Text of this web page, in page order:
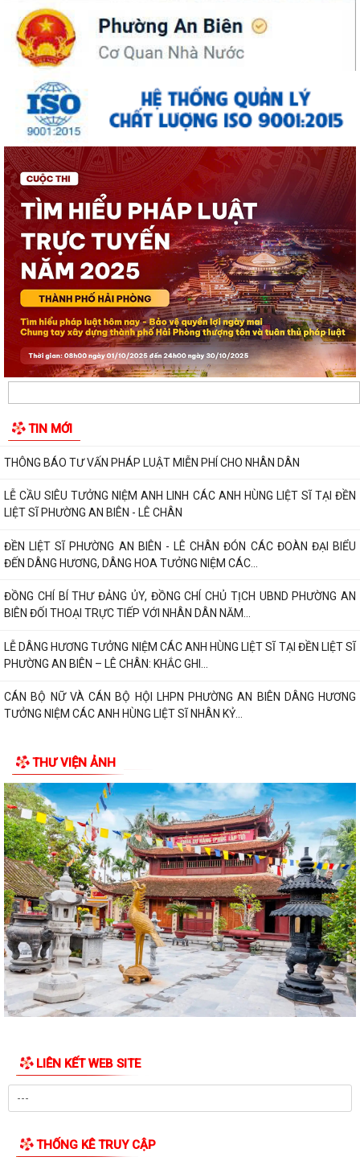
TIN MỚI
ĐỒNG CHÍ PHÓ BÍ THƯ THƯỜNG TRỰC ĐẢNG ỦY PHƯỜNG DỰ SINH
HOẠT CHI BỘ THÁNG 8 TẠI CHI BỘ TRƯỜNG MẦM...
1/2.000 quận Lê Chân đến năm 2040
Thông báo về việc tăng cường bảo đảm trật tự an toàn giao thông,
trật tự đường hè trên địa bàn...
Thông báo về việc di dời các cơ sở sản xuất, kinh doanh đang thuê đất,
thuê mặt bằng của Công ty Cổ...
THÔNG BÁO TƯ VẤN PHÁP LUẬT MIỄN PHÍ CHO NHÂN DÂN
LỄ CẦU SIÊU TƯỞNG NIỆM ANH LINH CÁC ANH HÙNG LIỆT SĨ TẠI ĐỀN
LIỆT SĨ PHƯỜNG AN BIÊN - LÊ CHÂN
ĐỀN LIỆT SĨ PHƯỜNG AN BIÊN - LÊ CHÂN ĐÓN CÁC ĐOÀN ĐẠI BIỂU
ĐẾN DÂNG HƯƠNG, DÂNG HOA TƯỞNG NIỆM CÁC...
ĐỒNG CHÍ BÍ THƯ ĐẢNG ỦY, ĐỒNG CHÍ CHỦ TỊCH UBND PHƯỜNG AN
BIÊN ĐỐI THOẠI TRỰC TIẾP VỚI NHÂN DÂN NĂM...
PHƯỜNG AN BIÊN – LÊ CHÂN: KHẮC GHI...
CÁN BỘ NỮ VÀ CÁN BỘ HỘI LHPN PHƯỜNG AN BIÊN DÂNG HƯƠNG
PHƯỜNG AN BIÊN HỌP NGHE BÁO CÁO VỀ CÔNG TÁC TÁI ĐỊNH CƯ VÀ
TRAO TẶNG QUÀ TRI ÂN THƯƠNG BINH, GIA ĐÌNH LIỆT SĨ CÓ HOÀN
PHƯỜNG AN BIÊN TRIỂN KHAI CÔNG TÁC PHỤC VỤ LỄ DÂNG HƯƠNG
Phường An Biên triển khai kế hoạch duy trì mô hình “Vỉa hè sạch đẹp -
Thông báo về việc tổ chức Lễ Dâng hương và Lễ Cầu siêu Nhân kỷ niệm
PHƯỜNG AN BIÊN: TRANG CẤP MÁY TÍNH CHO 100% TỔ DÂN PHỐ –
HƯỚNG MẠNH VỀ CƠ SỞ, LAN TỎA CHUYỂN ĐỔI SỐ...
PHƯỜNG AN BIÊN TỔ CHỨC RA MẮT 02 MÔ HÌNH CHUYỂN ĐỔI SỐ –
TẠO ĐỘT PHÁ TRONG NÂNG CAO HIỆU QUẢ CÔNG...
ĐẢNG UỶ PHƯỜNG AN BIÊN CHÚ TRỌNG BỒI DƯỠNG LÝ LUẬN CHÍNH
TRỊ CHO ĐỘI NGŨ GIÁO VIÊN NĂM 2026
PHƯỜNG AN BIÊN BƯỚC ĐẦU ĐẠT KẾT QUẢ TÍCH CỰC TRONG CÔNG
TÁC VẬN ĐỘNG HIẾN, TẶNG KỶ VẬT KHÁNG CHIẾN
UBND PHƯỜNG AN BIÊN BAN HÀNH KẾ HOẠCH TRIỂN KHAI KHÁM SỨC
KHỎE ĐỊNH KỲ HOẶC KHÁM SÀNG LỌC MIỄN PHÍ...
UBND PHƯỜNG AN BIÊN HỌP TRIỂN KHAI CÁC MÔ HÌNH THỰC HIỆN
UBND phường An Biên triển khai công tác phòng, chống bão số 01
(MAYSAK)
THƯ VIỆN ẢNH
LIÊN KẾT WEB SITE
THỐNG KÊ TRUY CẬP